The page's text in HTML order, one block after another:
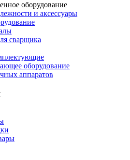
оборудование
и аксессуары
сварщика
оборудование
аппаратов